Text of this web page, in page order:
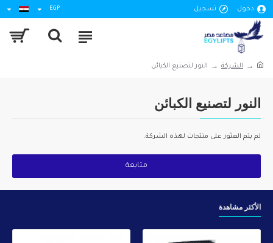
دخول تسجيل EGP
الشركة النور لتصنيع الكبائن
النور لتصنيع الكبائن
لم يتم العثور على منتجات لهذه الشركة.
متابعة
الأكثر مشاهدة